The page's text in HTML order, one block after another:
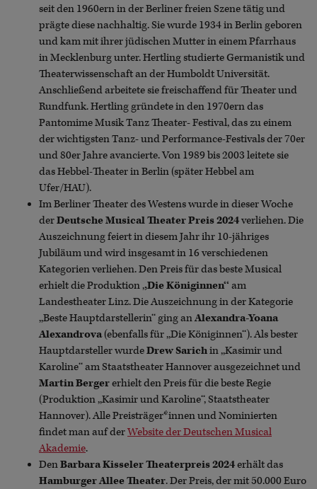
seit den 1960ern in der Berliner freien Szene tätig und
prägte diese nachhaltig. Sie wurde 1934 in Berlin geboren
und kam mit ihrer jüdischen Mutter in einem Pfarrhaus
in Mecklenburg unter. Hertling studierte Germanistik und
Theaterwissenschaft an der Humboldt Universität.
Anschließend arbeitete sie freischaffend für Theater und
Rundfunk. Hertling gründete in den 1970ern das
Pantomime Musik Tanz Theater- Festival, das zu einem
der wichtigsten Tanz- und Performance-Festivals der 70er
und 80er Jahre avancierte. Von 1989 bis 2003 leitete sie
das Hebbel-Theater in Berlin (später Hebbel am
Ufer/HAU).
Im Berliner Theater des Westens wurde in dieser Woche
derDeutsche Musical Theater Preis 2024verliehen. Die
Auszeichnung feiert in diesem Jahr ihr 10-jähriges
Jubiläum und wird insgesamt in 16 verschiedenen
Kategorien verliehen. Den Preis für das beste Musical
erhielt die Produktion ,,Die Königinnen‘‘ am
Landestheater Linz. Die Auszeichnung in der Kategorie
,,Beste Hauptdarstellerin‘‘ ging anAlexandra-Yoana
Alexandrova(ebenfalls für ,,Die Königinnen‘‘). Als bester
Hauptdarsteller wurdeDrew Sarichin ,,Kasimir und
Karoline‘‘ am Staatstheater Hannover ausgezeichnet und
Martin Bergererhielt den Preis für die beste Regie
(Produktion ,,Kasimir und Karoline‘‘, Staatstheater
Hannover). Alle Preisträger*innen und Nominierten
findet man auf derWebsite der Deutschen Musical
Akademie.
DenBarbara Kisseler Theaterpreis 2024erhält das
Hamburger Allee Theater. Der Preis, der mit 50.000 Euro